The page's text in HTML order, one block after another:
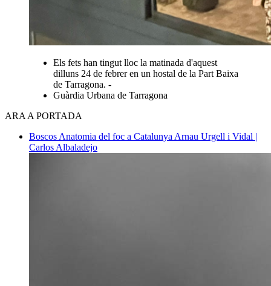
Els fets han tingut lloc la matinada d'aquest
dilluns 24 de febrer en un hostal de la Part Baixa
de Tarragona. -
Guàrdia Urbana de Tarragona
ARA A PORTADA
Boscos Anatomia del foc a Catalunya Arnau Urgell i Vidal |
Carlos Albaladejo